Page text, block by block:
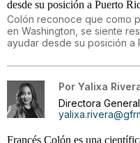
Colón reconoce que como
en Washington, se siente
ayudar desde su posición a
Por Yalixa
Directora
Francés Colón es una